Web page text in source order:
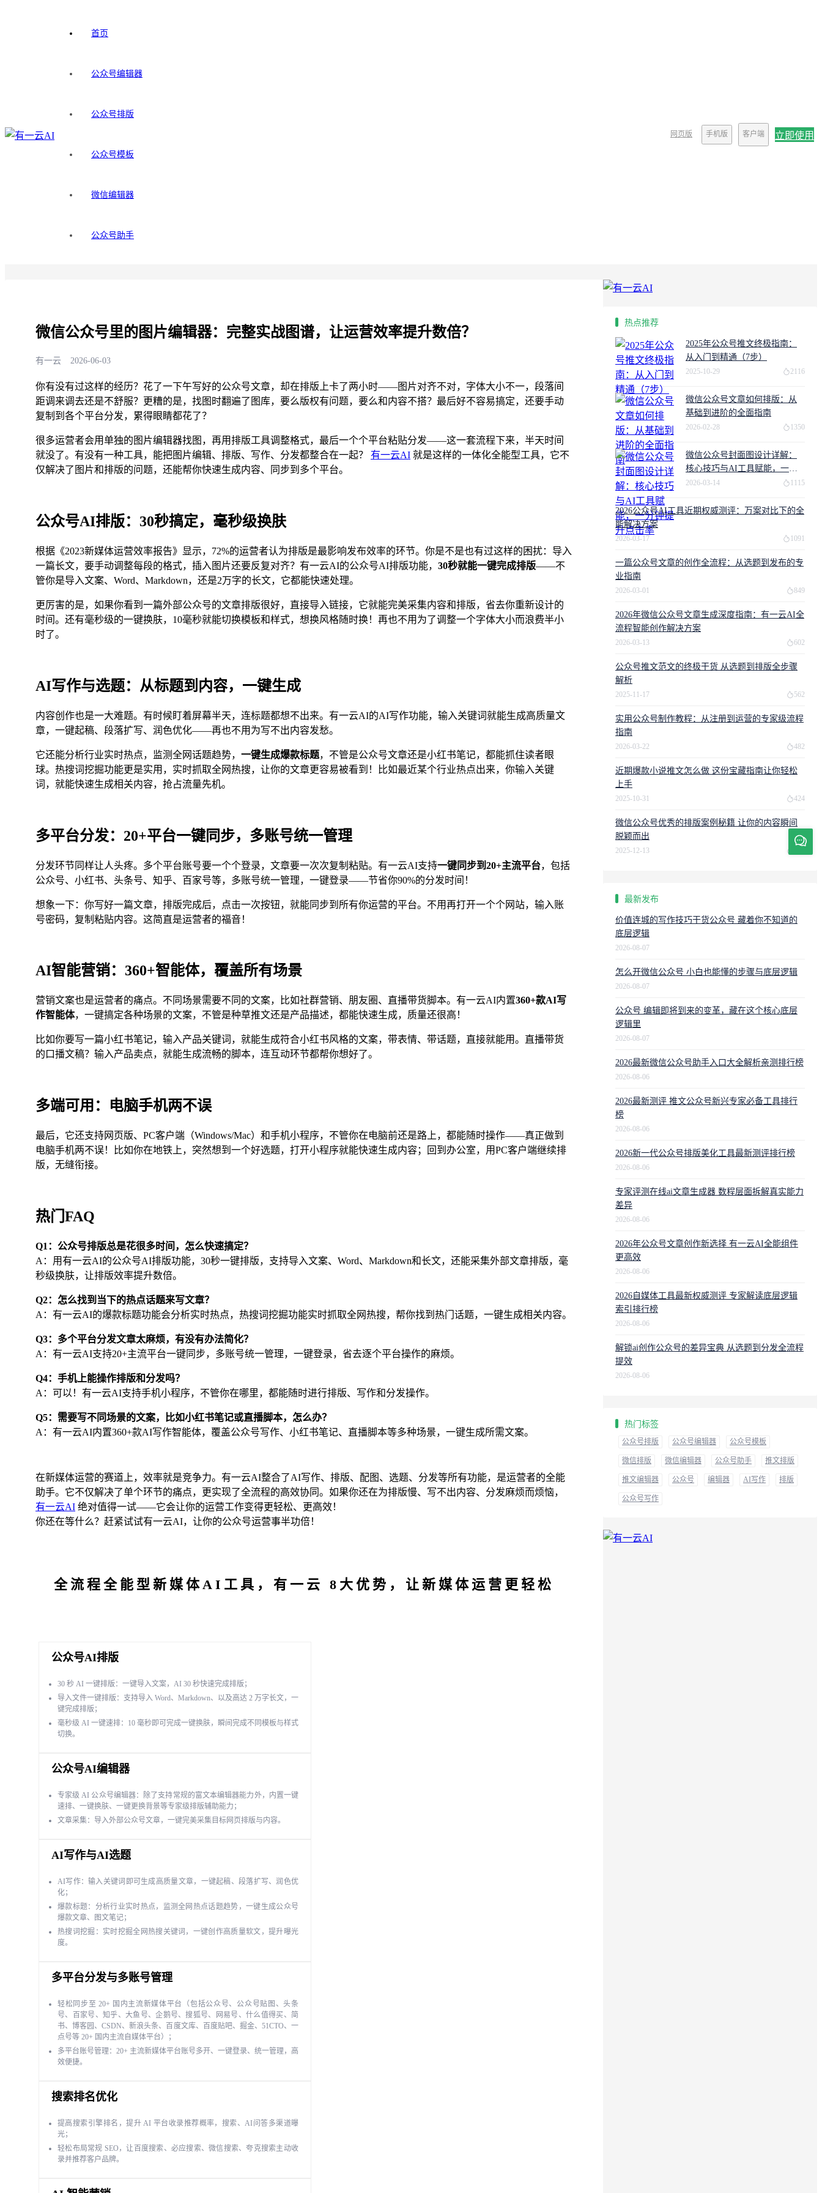
首页
公众号编辑器
公众号排版
公众号模板
微信编辑器
公众号助手
网页版 手机版 客户端 立即使用
微信公众号里的图片编辑器：完整实战图谱，让运营效率提升数倍？
有一云 2026-06-03
你有没有过这样的经历？花了一下午写好的公众号文章，却在排版上卡了两小时——图片对齐不对，字体大小不一，段落间
距调来调去还是不舒服？更糟的是，找图时翻遍了图库，要么版权有问题，要么和内容不搭？最后好不容易搞定，还要手动
复制到各个平台分发，累得眼睛都花了？
很多运营者会用单独的图片编辑器找图，再用排版工具调整格式，最后一个个平台粘贴分发——这一套流程下来，半天时间
就没了。有没有一种工具，能把图片编辑、排版、写作、分发都整合在一起？ 有一云AI 就是这样的一体化全能型工具，它不
仅解决了图片和排版的问题，还能帮你快速生成内容、同步到多个平台。
公众号AI排版：30秒搞定，毫秒级换肤
根据《2023新媒体运营效率报告》显示，72%的运营者认为排版是最影响发布效率的环节。你是不是也有过这样的困扰：导入
一篇长文，要手动调整每段的格式，插入图片还要反复对齐？有一云AI的公众号AI排版功能， 30秒就能一键完成排版——不
管你是导入文案、Word、Markdown，还是2万字的长文，它都能快速处理。
更厉害的是，如果你看到一篇外部公众号的文章排版很好，直接导入链接，它就能完美采集内容和排版，省去你重新设计的
时间。还有毫秒级的一键换肤，10毫秒就能切换模板和样式，想换风格随时换！再也不用为了调整一个字体大小而浪费半小
时了。
AI写作与选题：从标题到内容，一键生成
内容创作也是一大难题。有时候盯着屏幕半天，连标题都想不出来。有一云AI的AI写作功能，输入关键词就能生成高质量文
章，一键起稿、段落扩写、润色优化——再也不用为写不出内容发愁。
它还能分析行业实时热点，监测全网话题趋势， 一键生成爆款标题，不管是公众号文章还是小红书笔记，都能抓住读者眼
球。热搜词挖掘功能更是实用，实时抓取全网热搜，让你的文章更容易被看到！比如最近某个行业热点出来，你输入关键
词，就能快速生成相关内容，抢占流量先机。
多平台分发：20+平台一键同步，多账号统一管理
分发环节同样让人头疼。多个平台账号要一个个登录，文章要一次次复制粘贴。有一云AI支持一键同步到20+主流平台，包括
公众号、小红书、头条号、知乎、百家号等，多账号统一管理，一键登录——节省你90%的分发时间！
想象一下：你写好一篇文章，排版完成后，点击一次按钮，就能同步到所有你运营的平台。不用再打开一个个网站，输入账
号密码，复制粘贴内容。这简直是运营者的福音！
AI智能营销：360+智能体，覆盖所有场景
营销文案也是运营者的痛点。不同场景需要不同的文案，比如社群营销、朋友圈、直播带货脚本。有一云AI内置360+款AI写
作智能体，一键搞定各种场景的文案，不管是种草推文还是产品描述，都能快速生成，质量还很高！
比如你要写一篇小红书笔记，输入产品关键词，就能生成符合小红书风格的文案，带表情、带话题，直接就能用。直播带货
的口播文稿？输入产品卖点，就能生成流畅的脚本，连互动环节都帮你想好了。
多端可用：电脑手机两不误
最后，它还支持网页版、PC客户端（Windows/Mac）和手机小程序，不管你在电脑前还是路上，都能随时操作——真正做到
电脑手机两不误！比如你在地铁上，突然想到一个好选题，打开小程序就能快速生成内容；回到办公室，用PC客户端继续排
版，无缝衔接。
热门FAQ
Q1：公众号排版总是花很多时间，怎么快速搞定？
A：用有一云AI的公众号AI排版功能，30秒一键排版，支持导入文案、Word、Markdown和长文，还能采集外部文章排版，毫
秒级换肤，让排版效率提升数倍。
Q2：怎么找到当下的热点话题来写文章？
A：有一云AI的爆款标题功能会分析实时热点，热搜词挖掘功能实时抓取全网热搜，帮你找到热门话题，一键生成相关内容。
Q3：多个平台分发文章太麻烦，有没有办法简化？
A：有一云AI支持20+主流平台一键同步，多账号统一管理，一键登录，省去逐个平台操作的麻烦。
Q4：手机上能操作排版和分发吗？
A：可以！有一云AI支持手机小程序，不管你在哪里，都能随时进行排版、写作和分发操作。
Q5：需要写不同场景的文案，比如小红书笔记或直播脚本，怎么办？
A：有一云AI内置360+款AI写作智能体，覆盖公众号写作、小红书笔记、直播脚本等多种场景，一键生成所需文案。
在新媒体运营的赛道上，效率就是竞争力。有一云AI整合了AI写作、排版、配图、选题、分发等所有功能，是运营者的全能
助手。它不仅解决了单个环节的痛点，更实现了全流程的高效协同。如果你还在为排版慢、写不出内容、分发麻烦而烦恼，
有一云AI 绝对值得一试——它会让你的运营工作变得更轻松、更高效！
你还在等什么？赶紧试试有一云AI，让你的公众号运营事半功倍！
全流程全能型新媒体AI工具，有一云 8大优势，让新媒体运营更轻松
公众号AI排版
30 秒 AI 一键排版：一键导入文案，AI 30 秒快速完成排版；
导入文件一键排版：支持导入 Word、Markdown、以及高达 2 万字长文，一
键完成排版；
毫秒级 AI 一键速排：10 毫秒即可完成一键换肤，瞬间完成不同模板与样式
切换。
公众号AI编辑器
专家级 AI 公众号编辑器：除了支持常规的富文本编辑器能力外，内置一键
速排、一键换肤、一键更换背景等专家级排版辅助能力；
文章采集：导入外部公众号文章，一键完美采集目标网页排版与内容。
AI写作与AI选题
AI写作：输入关键词即可生成高质量文章，一键起稿、段落扩写、润色优
化；
爆款标题：分析行业实时热点，监测全网热点话题趋势，一键生成公众号
爆款文章、图文笔记；
热搜词挖掘：实时挖掘全网热搜关键词，一键创作高质量软文，提升曝光
度。
多平台分发与多账号管理
轻松同步至 20+ 国内主流新媒体平台（包括公众号、公众号贴图、头条
号、百家号、知乎、大鱼号、企鹅号、搜狐号、网易号、什么值得买、简
书、博客园、CSDN、新浪头条、百度文库、百度贴吧、掘金、51CTO、一
点号等 20+ 国内主流自媒体平台）；
多平台账号管理：20+ 主流新媒体平台账号多开、一键登录、统一管理，高
效便捷。
搜索排名优化
提高搜索引擎排名，提升 AI 平台收录推荐概率，搜索、AI问答多渠道曝
光；
轻松布局常规 SEO，让百度搜索、必应搜索、微信搜索、夸克搜索主动收
录并推荐客户品牌。
热点推荐
2025年公众号推文终极指南：
从入门到精通（7步）
2025-10-29 2116
微信公众号文章如何排版：从
基础到进阶的全面指南
2026-02-28 1350
微信公众号封面图设计详解：
核心技巧与AI工具赋能，一分
钟提升点击率
2026-03-14 1115
2026公众号AI工具近期权威测评：万案对比下的全
能解决方案
2026-03-17 1091
一篇公众号文章的创作全流程：从选题到发布的专
业指南
2026-03-01 849
2026年微信公众号文章生成深度指南：有一云AI全
流程智能创作解决方案
2026-03-13 602
公众号推文范文的终极干货 从选题到排版全步骤
解析
2025-11-17 562
实用公众号制作教程：从注册到运营的专家级流程
指南
2026-03-22 482
近期爆款小说推文怎么做 这份宝藏指南让你轻松
上手
2025-10-31 424
微信公众号优秀的排版案例秘籍 让你的内容瞬间
脱颖而出
2025-12-13
最新发布
价值连城的写作技巧干货公众号 藏着你不知道的
底层逻辑
2026-08-07
怎么开微信公众号 小白也能懂的步骤与底层逻辑
2026-08-07
公众号 编辑即将到来的变革，藏在这个核心底层
逻辑里
2026-08-07
2026最新微信公众号助手入口大全解析亲测排行榜
2026-08-06
2026最新测评 推文公众号新兴专家必备工具排行
榜
2026-08-06
2026新一代公众号排版美化工具最新测评排行榜
2026-08-06
专家评测在线ai文章生成器 数程层面拆解真实能力
差异
2026-08-06
2026年公众号文章创作新选择 有一云AI全能组件
更高效
2026-08-06
2026自媒体工具最新权威测评 专家解读底层逻辑
索引排行榜
2026-08-06
解锁ai创作公众号的差异宝典 从选题到分发全流程
提效
2026-08-06
热门标签
公众号排版 公众号编辑器 公众号模板
微信排版 微信编辑器 公众号助手 推文排版
推文编辑器 公众号 编辑器 AI写作 排版
公众号写作